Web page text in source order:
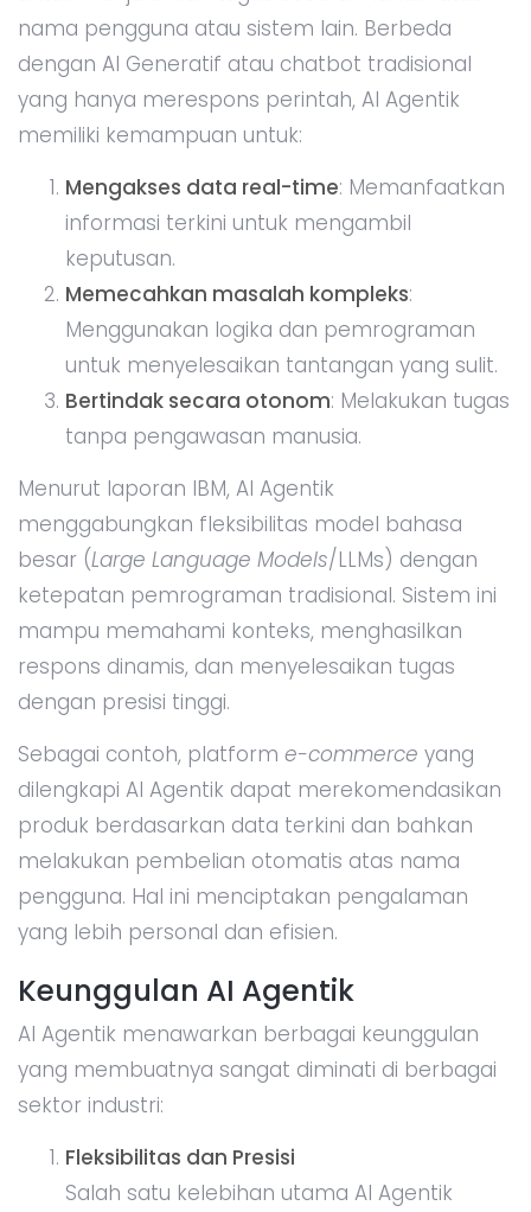
nama pengguna atau sistem lain. Berbeda
dengan AI Generatif atau chatbot tradisional
yang hanya merespons perintah, AI Agentik
memiliki kemampuan untuk:
Mengakses data real-time: Memanfaatkan
informasi terkini untuk mengambil
keputusan.
Memecahkan masalah kompleks:
Menggunakan logika dan pemrograman
untuk menyelesaikan tantangan yang sulit.
Bertindak secara otonom: Melakukan tugas
tanpa pengawasan manusia.
Menurut laporan IBM, AI Agentik
menggabungkan fleksibilitas model bahasa
besar (Large Language Models/LLMs) dengan
ketepatan pemrograman tradisional. Sistem ini
mampu memahami konteks, menghasilkan
respons dinamis, dan menyelesaikan tugas
dengan presisi tinggi.
Sebagai contoh, platform e-commerce yang
dilengkapi AI Agentik dapat merekomendasikan
produk berdasarkan data terkini dan bahkan
melakukan pembelian otomatis atas nama
pengguna. Hal ini menciptakan pengalaman
yang lebih personal dan efisien.
Keunggulan AI Agentik
AI Agentik menawarkan berbagai keunggulan
yang membuatnya sangat diminati di berbagai
sektor industri:
Fleksibilitas dan Presisi
Salah satu kelebihan utama AI Agentik